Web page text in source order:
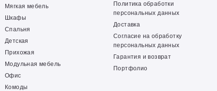
Мягкая мебель
Шкафы
Спальня
Детская
Прихожая
Модульная мебель
Офис
Комоды
Политика обработки
персональных данных
Доставка
Согласие на обработку
персональных данных
Гарантия и возврат
Портфолио